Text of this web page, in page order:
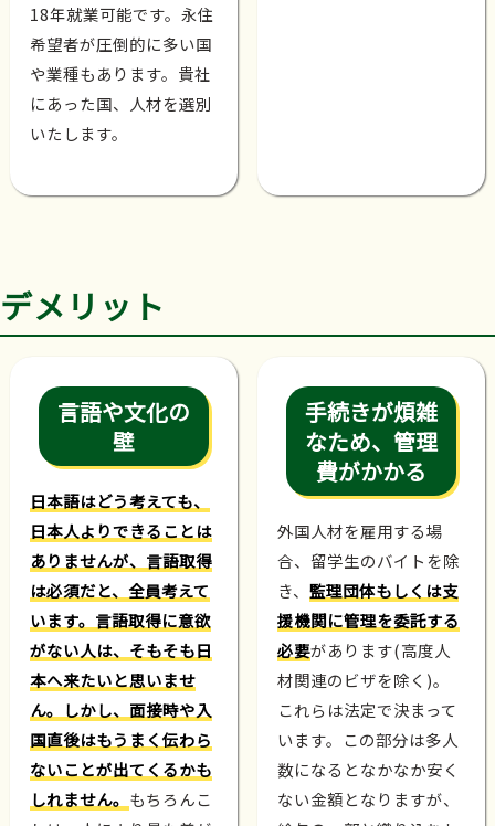
18年就業可能です。永住
希望者が圧倒的に多い国
や業種もあります。貴社
にあった国、人材を選別
いたします。
デメリット
言語や文化の
壁
日本語はどう考えても、
日本人よりできることは
ありませんが、言語取得
は必須だと、全員考えて
います。言語取得に意欲
がない人は、そもそも日
本へ来たいと思いませ
ん。しかし、面接時や入
国直後はもうまく伝わら
ないことが出てくるかも
しれません。 もちろんこ
手続きが煩雑
なため、管理
費がかかる
外国人材を雇用する場
合、留学生のバイトを除
き、 監理団体もしくは支
援機関に管理を委託する
必要があります(高度人
材関連のビザを除く)。
これらは法定で決まって
います。この部分は多人
数になるとなかなか安く
ない金額となりますが、